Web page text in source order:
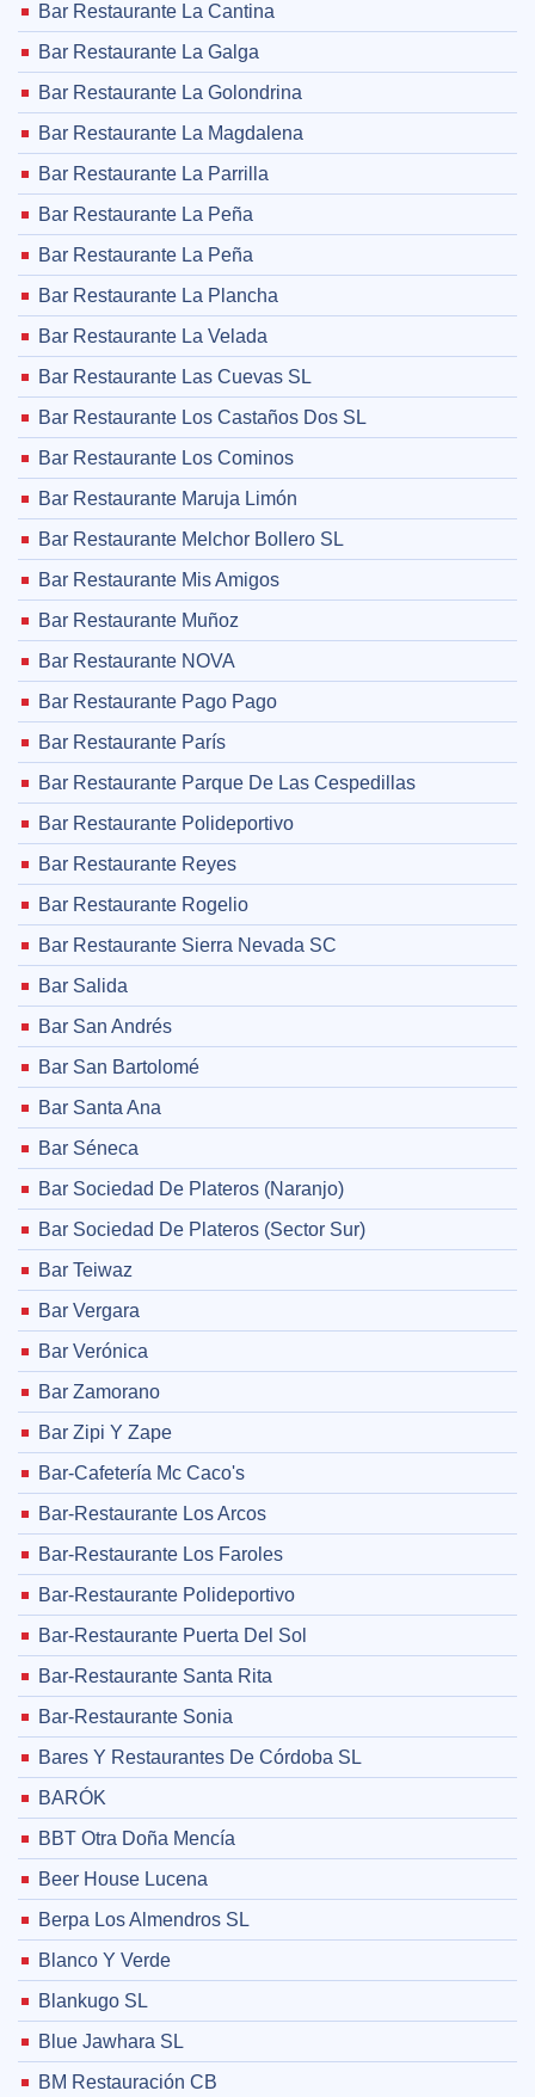
Bar Restaurante La Cantina
Bar Restaurante La Galga
Bar Restaurante La Golondrina
Bar Restaurante La Magdalena
Bar Restaurante La Parrilla
Bar Restaurante La Peña
Bar Restaurante La Peña
Bar Restaurante La Plancha
Bar Restaurante La Velada
Bar Restaurante Las Cuevas SL
Bar Restaurante Los Castaños Dos SL
Bar Restaurante Los Cominos
Bar Restaurante Maruja Limón
Bar Restaurante Melchor Bollero SL
Bar Restaurante Mis Amigos
Bar Restaurante Muñoz
Bar Restaurante NOVA
Bar Restaurante Pago Pago
Bar Restaurante París
Bar Restaurante Parque De Las Cespedillas
Bar Restaurante Polideportivo
Bar Restaurante Reyes
Bar Restaurante Rogelio
Bar Restaurante Sierra Nevada SC
Bar Salida
Bar San Andrés
Bar San Bartolomé
Bar Santa Ana
Bar Séneca
Bar Sociedad De Plateros (Naranjo)
Bar Sociedad De Plateros (Sector Sur)
Bar Teiwaz
Bar Vergara
Bar Verónica
Bar Zamorano
Bar Zipi Y Zape
Bar-Cafetería Mc Caco's
Bar-Restaurante Los Arcos
Bar-Restaurante Los Faroles
Bar-Restaurante Polideportivo
Bar-Restaurante Puerta Del Sol
Bar-Restaurante Santa Rita
Bar-Restaurante Sonia
Bares Y Restaurantes De Córdoba SL
BARÓK
BBT Otra Doña Mencía
Beer House Lucena
Berpa Los Almendros SL
Blanco Y Verde
Blankugo SL
Blue Jawhara SL
BM Restauración CB